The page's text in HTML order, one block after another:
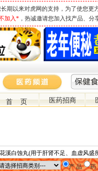
期以来对虎网的支持，为了使您更
加入* ，热诚邀请您加入找产品、
首 页 医药招商
溪白蚀丸(用于肝肾不足、血虚风盛
产 品 药